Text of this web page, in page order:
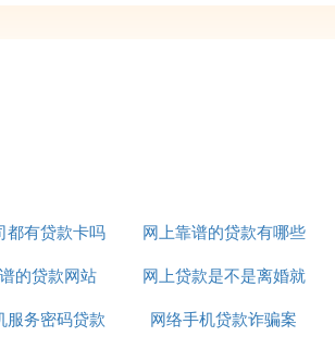
申请人征信良好，无任何不良信用
期买手机。如果用户拥有信用卡、花
够的可用额度，当可用额度小于付
续费，如果没有足额还款，那么会视
如分期的利息以及分期的首付，这
，银行都会去一一核实的。3.需要
也必须填写。4.去办理的时候，需要
钱，因为在办理的时候，会有一个
都有贷款卡吗 网上靠谱的贷款有哪些
的贷款网站
网上贷款是不是离婚就
不用还了
服务密码贷款
网络手机贷款诈骗案